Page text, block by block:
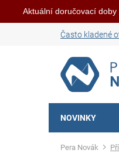
Aktuální doručovací doby
Často kladené
NOVINKY
Home